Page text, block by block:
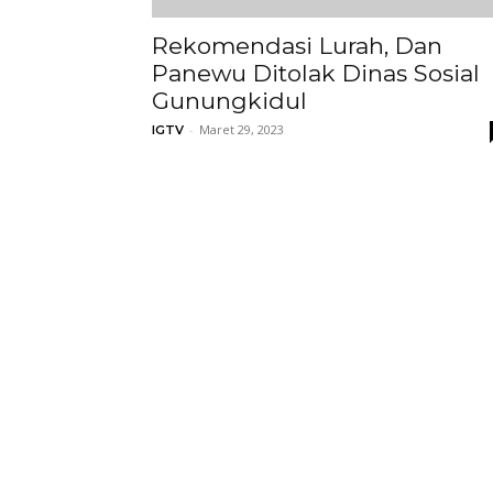
Rekomendasi Lurah, Dan
Panewu Ditolak Dinas Sosial
Gunungkidul
IGTV - Maret 29, 2023